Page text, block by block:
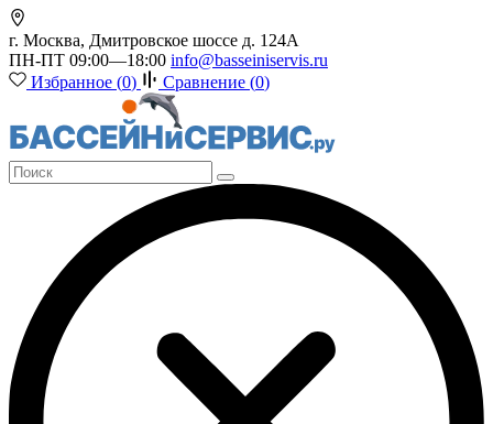
г. Москва, Дмитровское шоссе д. 124А
ПН-ПТ 09:00—18:00 info@basseiniservis.ru
Избранное (0) Сравнение (0)